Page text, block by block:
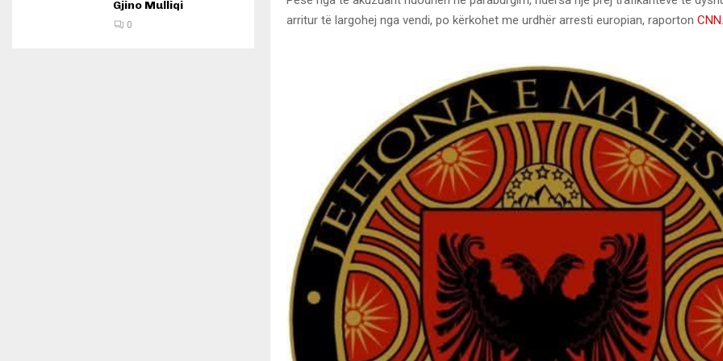
arritur të largohej nga vendi, po kërkohet me urdhër arresti europian, raporton CNN.
Gjino Mulliqi
0